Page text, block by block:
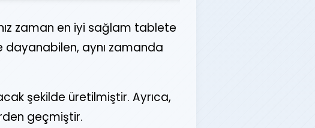
zaman en iyi sağlam tablete
dayanabilen, aynı zamanda
şekilde üretilmiştir. Ayrıca,
geçmiştir.